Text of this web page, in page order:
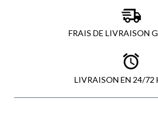
FRAIS DE LIVRAISON
LIVRAISON EN 24/72